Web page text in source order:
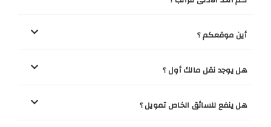
أين موقعكم ؟
هل يوجد نقل مالك أول ؟
هل ينفع للسائق الخاص تمويل ؟